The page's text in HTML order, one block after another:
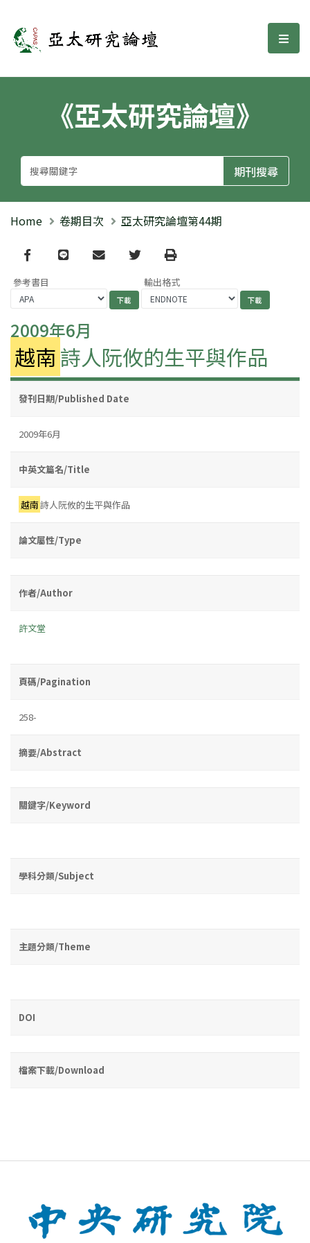
亞太研究論壇 選
《亞太研究論壇》
Home 卷期目次 亞太研究論壇第44期
Facebook
line email TwitterPrint
參考書目 輸出格式
2009年6月
越南詩人阮攸的生平與作品
發刊日期/Published Date
2009年6月
中英文篇名/Title
越南詩人阮攸的生平與作品
論文屬性/Type
作者/Author
許文堂
頁碼/Pagination
258-
摘要/Abstract
關鍵字/Keyword
學科分類/Subject
主題分類/Theme
DOI
檔案下載/Download